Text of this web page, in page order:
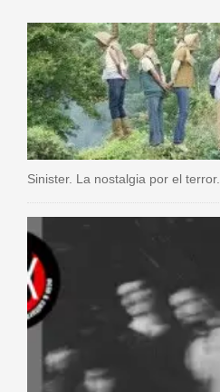
Sinister. La nostalgia por el terror.